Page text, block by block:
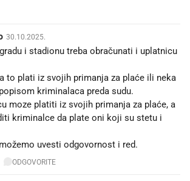
30.10.2025.
i stadionu treba obračunati i uplatnicu
to plati iz svojih primanja za plaće ili neka
kriminalaca preda sudu.
moze platiti iz svojih primanja za plaće, a
kriminalce da plate oni koji su stetu i
uvesti odgovornost i red.
ODGOVORITE